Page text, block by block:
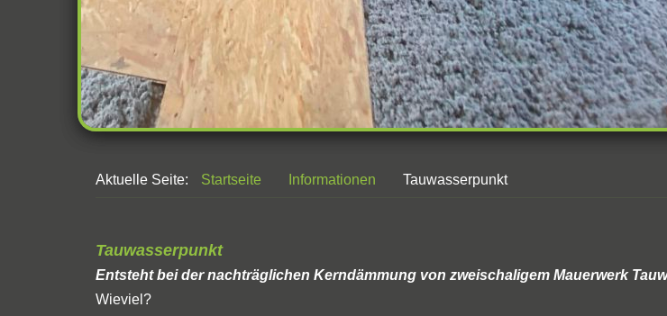
Aktuelle Seite: Startseite Informationen Tauwasserpunkt
Tauwasserpunkt
Entsteht bei der nachträglichen Kerndämmung von zweischaligem Mauerwerk
Wieviel?